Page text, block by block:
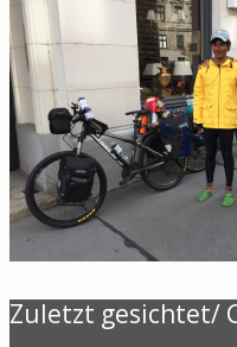
Zuletzt gesichtet/